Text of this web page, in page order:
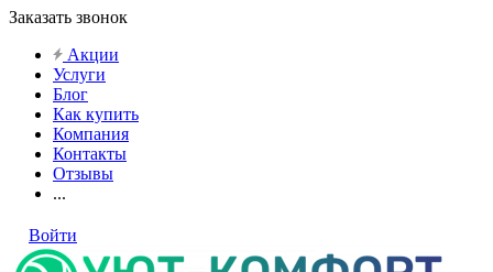
Заказать звонок
Акции
Услуги
Блог
Как купить
Компания
Контакты
Отзывы
...
Войти